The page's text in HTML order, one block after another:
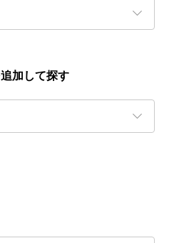
加して探す